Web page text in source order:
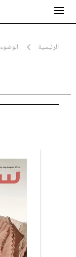
الرئيسية الوضوء
جمال
صحة ورشاقة
عروس سيدتي